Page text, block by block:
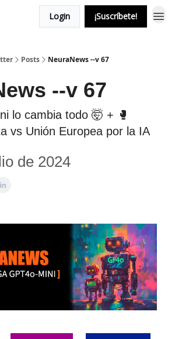
Login ¡Suscríbete!
Posts NeuraNews --v 67
--v 67
lo cambia todo 🤯 + 🥊
vs Unión Europea por la IA
de 2024